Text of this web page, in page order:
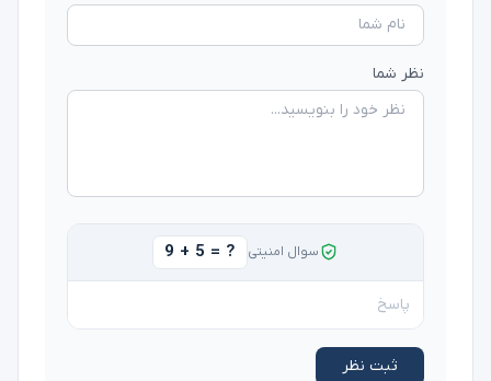
نظر شما
سوال امنیتی 9 + 5 = ?
ثبت نظر